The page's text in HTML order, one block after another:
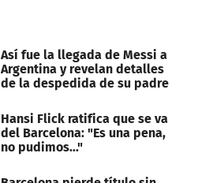
Así fue la llegada de Messi a
Argentina y revelan detalles
de la despedida de su padre
Hansi Flick ratifica que se va
del Barcelona: "Es una pena,
no pudimos..."